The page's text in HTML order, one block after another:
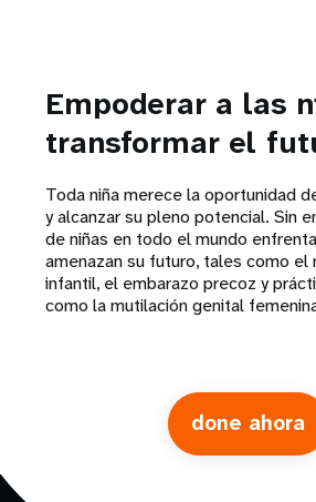
Empoderar a las
transformar el
Toda niña merece la oportunidad
y alcanzar su pleno potencial. Sin
de niñas en todo el mundo
amenazan su futuro, tales como el
infantil, el embarazo precoz y
como la mutilación genital
done ahora